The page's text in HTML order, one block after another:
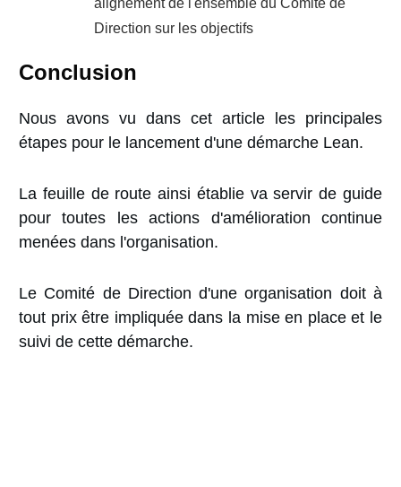
Direction sur les objectifs
Conclusion
Nous avons vu dans cet article les principales
étapes pour le lancement d'une démarche Lean.
La feuille de route ainsi établie va servir de guide
pour toutes les actions d'amélioration continue
menées dans l'organisation.
Le Comité de Direction d'une organisation doit à
tout prix être impliquée dans la mise en place et le
suivi de cette démarche.